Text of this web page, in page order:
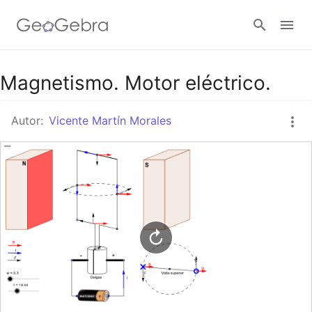
Google Classroom
GeoGebra Classroom
Magnetismo. Motor eléctrico.
Autor: Vicente Martín Morales